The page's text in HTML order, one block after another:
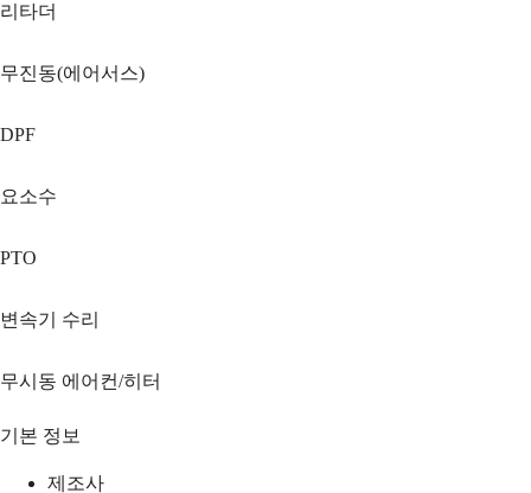
리타더
무진동(에어서스)
DPF
요소수
PTO
변속기 수리
무시동 에어컨/히터
기본 정보
제조사